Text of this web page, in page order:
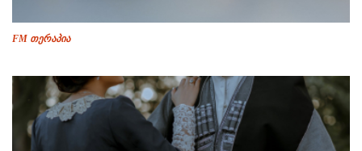
FM თერაპია